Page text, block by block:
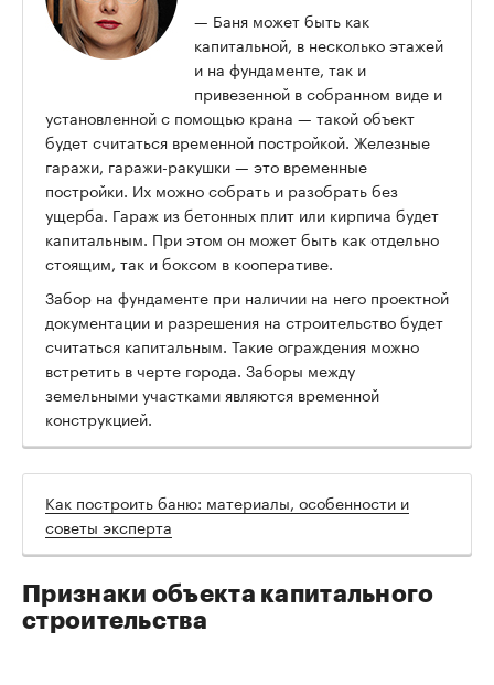
— Баня может быть как
капитальной, в несколько этажей
и на фундаменте, так и
привезенной в собранном виде и
установленной с помощью крана — такой объект
будет считаться временной постройкой. Железные
гаражи, гаражи-ракушки — это временные
постройки. Их можно собрать и разобрать без
ущерба. Гараж из бетонных плит или кирпича будет
капитальным. При этом он может быть как отдельно
стоящим, так и боксом в кооперативе.
Забор на фундаменте при наличии на него проектной
документации и разрешения на строительство будет
считаться капитальным. Такие ограждения можно
встретить в черте города. Заборы между
земельными участками являются временной
конструкцией.
Как построить баню: материалы, особенности и
советы эксперта
Признаки объекта капитального
строительства